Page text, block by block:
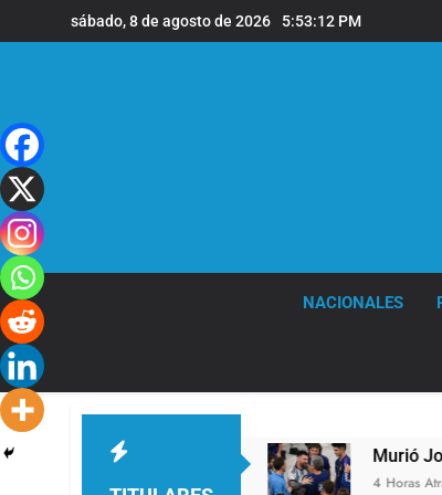
al
sábado, 8 de agosto de 2026 5:53:13 PM
NACIONALES
Jorge Messi Murió Jorge Messi,
4 Horas Atrás